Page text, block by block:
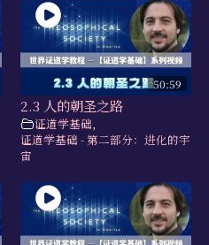
50:59
2.3 人的朝圣之路
证道学基础,
证道学基础 - 第二部分：进化的宇
宙